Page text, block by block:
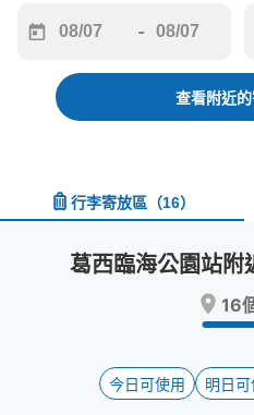
forward
interact
and
date.
-
backward
interact
and
a
date.
key
to
查看附近
行李寄放區 （16）
葛西臨海公園站附
16
今日可使用 明日可